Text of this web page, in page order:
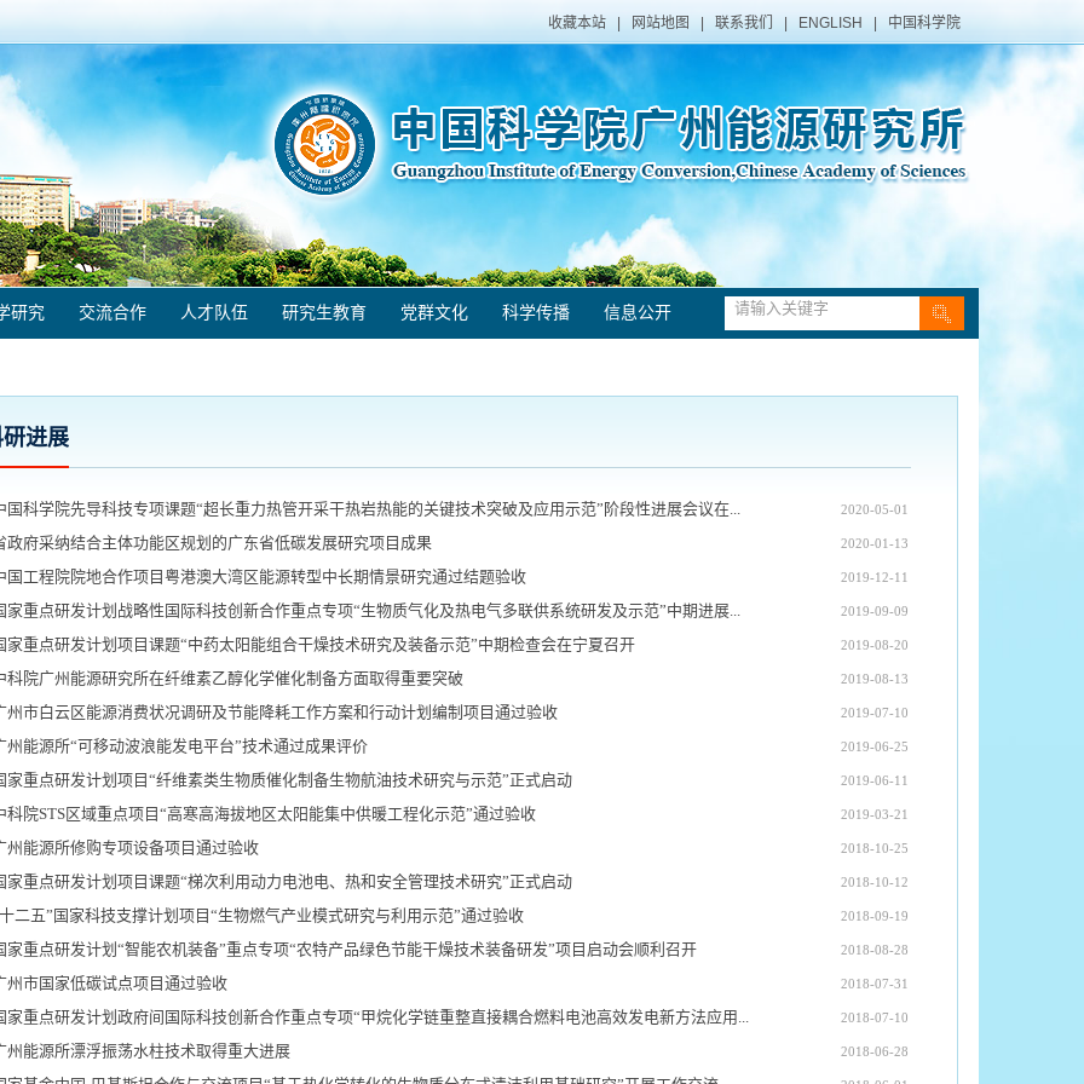
收藏本站 网站地图 联系我们 ENGLISH 中国科学院
研究 交流合作 人才队伍 研究生教育 党群文化 科学传播 信息公开
进展
2020-05-01
国科学院先导科技专项课题“超长重力热管开采干热岩热能的关键技术突破及应用示范”阶段性进展会议在...
2020-01-13
政府采纳结合主体功能区规划的广东省低碳发展研究项目成果
2019-12-11
国工程院院地合作项目粤港澳大湾区能源转型中长期情景研究通过结题验收
2019-09-09
家重点研发计划战略性国际科技创新合作重点专项“生物质气化及热电气多联供系统研发及示范”中期进展...
2019-08-20
家重点研发计划项目课题“中药太阳能组合干燥技术研究及装备示范”中期检查会在宁夏召开
2019-08-13
科院广州能源研究所在纤维素乙醇化学催化制备方面取得重要突破
2019-07-10
州市白云区能源消费状况调研及节能降耗工作方案和行动计划编制项目通过验收
2019-06-25
州能源所“可移动波浪能发电平台”技术通过成果评价
2019-06-11
家重点研发计划项目“纤维素类生物质催化制备生物航油技术研究与示范”正式启动
2019-03-21
科院STS区域重点项目“高寒高海拔地区太阳能集中供暖工程化示范”通过验收
2018-10-25
州能源所修购专项设备项目通过验收
2018-10-12
家重点研发计划项目课题“梯次利用动力电池电、热和安全管理技术研究”正式启动
2018-09-19
二五”国家科技支撑计划项目“生物燃气产业模式研究与利用示范”通过验收
2018-08-28
家重点研发计划“智能农机装备”重点专项“农特产品绿色节能干燥技术装备研发”项目启动会顺利召开
2018-07-31
州市国家低碳试点项目通过验收
2018-07-10
家重点研发计划政府间国际科技创新合作重点专项“甲烷化学链重整直接耦合燃料电池高效发电新方法应用...
2018-06-28
州能源所漂浮振荡水柱技术取得重大进展